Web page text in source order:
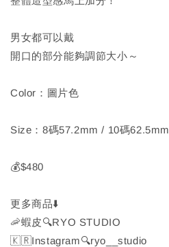
男女都可以戴
開口的部分能夠調節大小～
Color：圖片色
Size：8碼57.2mm / 10碼62.5mm
💰$480
更多商品⬇️
🦐蝦皮🔍RYO STUDIO
🇰🇷Instagram🔍ryo__studio